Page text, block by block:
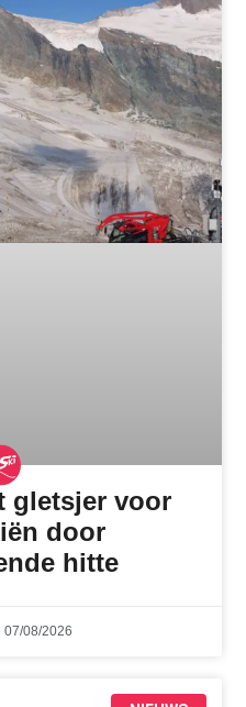
gletsjer voor
door
hitte
07/08/2026